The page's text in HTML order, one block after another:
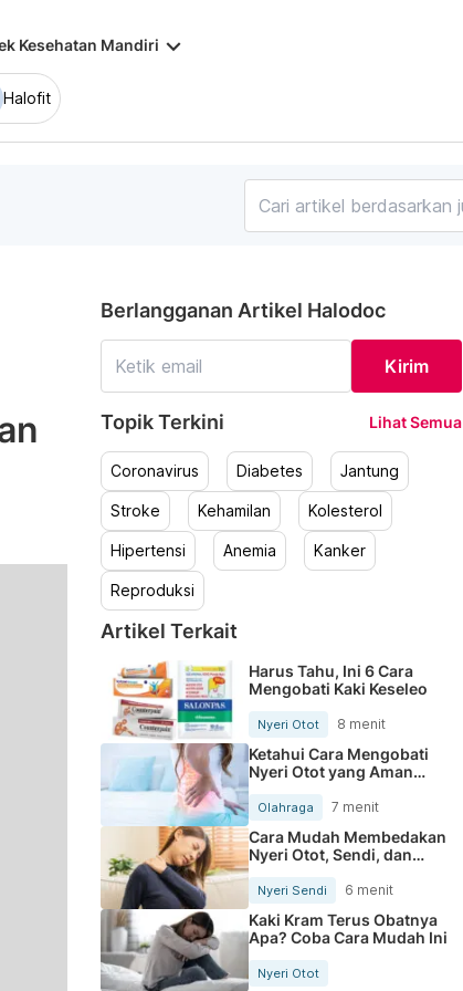
Kesehatan Mandiri keyboard_arrow_down
Halofit
Berlangganan Artikel Halodoc
Kirim
Topik Terkini Lihat Semua
Coronavirus Diabetes Jantung
Stroke Kehamilan Kolesterol
Hipertensi Anemia Kanker
Reproduksi
Artikel Terkait
Harus Tahu, Ini 6 Cara
Mengobati Kaki Keseleo
Nyeri Otot 8 menit
Ketahui Cara Mengobati
Nyeri Otot yang Aman
Dilakukan
Olahraga 7 menit
Cara Mudah Membedakan
Nyeri Otot, Sendi, dan
Tulang
Nyeri Sendi 6 menit
Kaki Kram Terus Obatnya
Apa? Coba Cara Mudah Ini
Nyeri Otot